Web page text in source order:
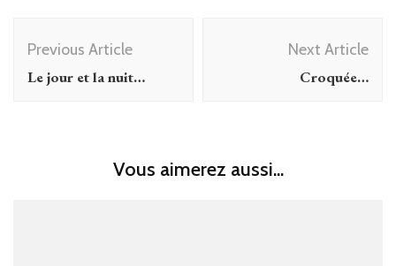
Navigation
Previous Article
Le jour et la nuit…
Next Article
Croquée…
Vous aimerez aussi...